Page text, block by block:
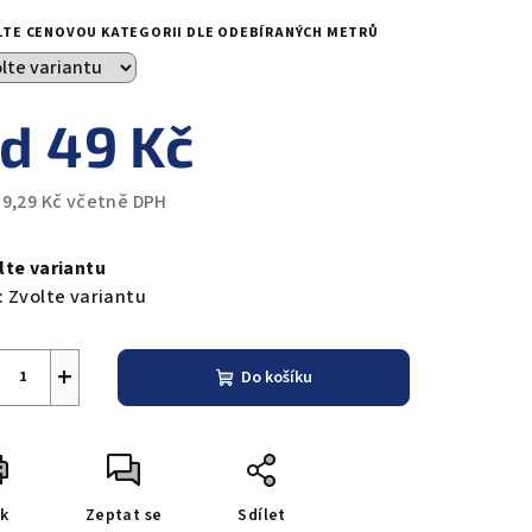
CENOVOU KATEGORII DLE ODEBÍRANÝCH METRŮ
49 Kč
Kčvčetně DPH
variantu
Zvolte variantu
+ Do košíku
Zeptat se Sdílet